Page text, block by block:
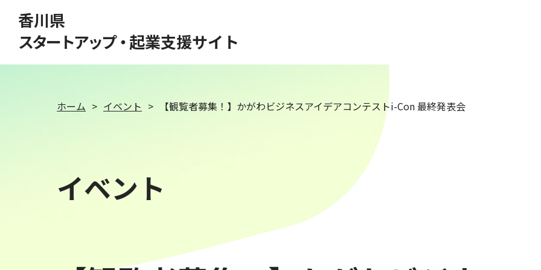
香川県
スタートアップ・起業支援サイト
ホーム イベント 【観覧者募集！】かがわビジネスアイデアコンテストi-Con 最終発表会
イベント